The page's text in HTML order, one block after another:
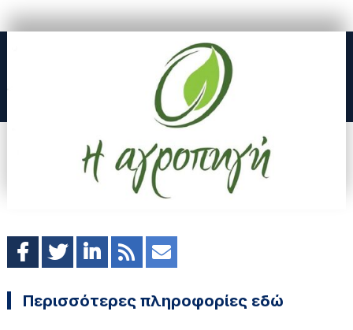
Περισσότερες πληροφορίες εδώ